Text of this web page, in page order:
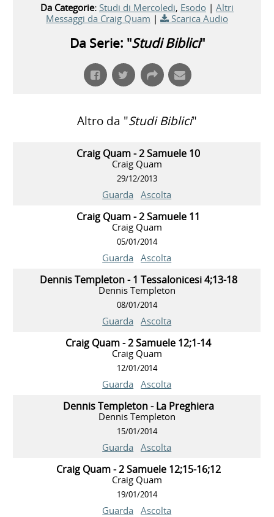
Da Categorie: Studi di Mercoledi, Esodo | Altri
Messaggi da Craig Quam | Scarica Audio
Da Serie: "Studi Biblici"
Altro da "Studi Biblici"
Craig Quam - 2 Samuele 10
Craig Quam
29/12/2013
Guarda Ascolta
Craig Quam - 2 Samuele 11
Craig Quam
05/01/2014
Guarda Ascolta
Dennis Templeton - 1 Tessalonicesi 4;13-18
Dennis Templeton
08/01/2014
Guarda Ascolta
Craig Quam - 2 Samuele 12;1-14
Craig Quam
12/01/2014
Guarda Ascolta
Dennis Templeton - La Preghiera
Dennis Templeton
15/01/2014
Guarda Ascolta
Craig Quam - 2 Samuele 12;15-16;12
Craig Quam
19/01/2014
Guarda Ascolta